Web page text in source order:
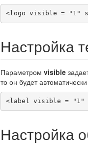
<logo visible = "1"
Настройка
Параметром visible
то он будет
<label visible = "1"
Настройка